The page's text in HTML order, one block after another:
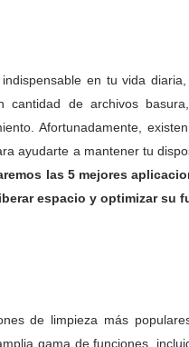
en tu vida
cantidad de archivos
Afortunadamente,
ayudarte a mantener tu
las 5 mejores
espacio y optimizar su
de limpieza más
gama de funciones,